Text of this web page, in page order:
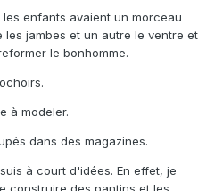
enfants avaient un morceau
jambes et un autre le ventre et
le bonhomme.
à modeler.
dans des magazines.
à court d'idées. En effet, je